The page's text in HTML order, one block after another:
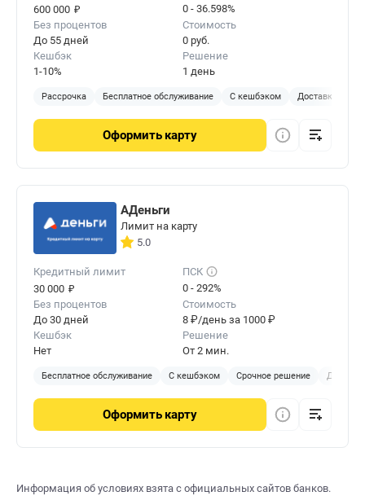
600 000 ₽
0 - 36.598%
Без процентов
До 55 дней
Стоимость
0 руб.
Кешбэк
1-10%
Решение
1 день
Рассрочка Бесплатное обслуживание С кешбэком Доставка на
Оформить карту
АДеньги
Лимит на карту
5.0
Кредитный лимит
30 000 ₽
ПСК
0 - 292%
Без процентов
До 30 дней
Стоимость
8 ₽/день за 1000 ₽
Кешбэк
Нет
Решение
От 2 мин.
Бесплатное обслуживание С кешбэком Срочное решение
Оформить карту
Информация об условиях взята с официальных сайтов банков.